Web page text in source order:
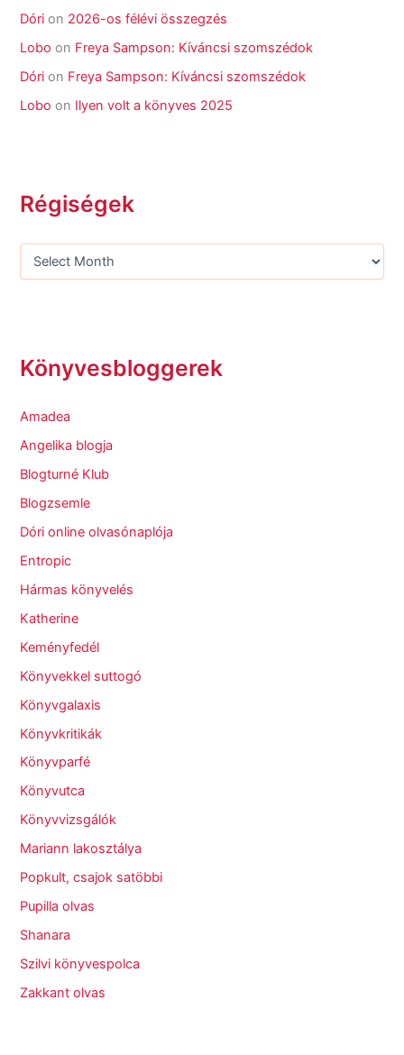
Dóri on 2026-os félévi összegzés
Lobo on Freya Sampson: Kíváncsi szomszédok
Dóri on Freya Sampson: Kíváncsi szomszédok
Lobo on Ilyen volt a könyves 2025
Régiségek
Könyvesbloggerek
Amadea
Angelika blogja
Blogturné Klub
Blogzsemle
Dóri online olvasónaplója
Entropic
Hármas könyvelés
Katherine
Keményfedél
Könyvekkel suttogó
Könyvgalaxis
Könyvkritikák
Könyvparfé
Könyvutca
Könyvvizsgálók
Mariann lakosztálya
Popkult, csajok satöbbi
Pupilla olvas
Shanara
Szilvi könyvespolca
Zakkant olvas